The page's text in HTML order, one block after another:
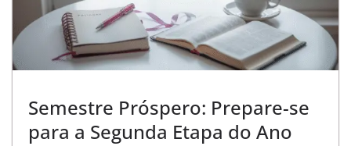
Semestre Próspero: Prepare-se
para a Segunda Etapa do Ano